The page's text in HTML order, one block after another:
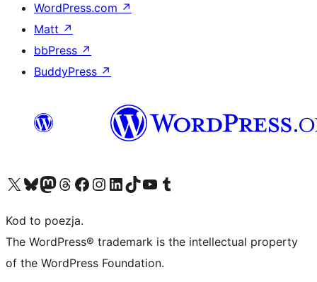
WordPress.com ↗
Matt ↗
bbPress ↗
BuddyPress ↗
Odwiedź nasze konto X (dawniej Twitter)
Odwiedź nasze konto Bluesky
Odwiedź nasze konto na Mastodoncie
Odwiedź naszego Threadsa
Odwiedź naszego Facebooka
Odwiedź nasze konto na Instagramie
Odwiedź nasze konto na LinkedIn
Odwiedź naszego TikToka
Odwiedź nasz kanał YouTube
Odwiedź naszego Tumblra
Kod to poezja.
The WordPress® trademark is the intellectual property
of the WordPress Foundation.